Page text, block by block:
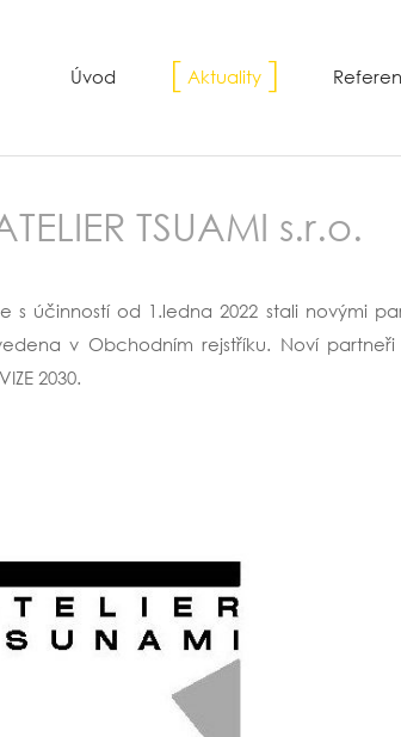
Úvod Aktuality
TSUAMI s.r.o.
účinností od 1.ledna 2022 stali novými
v Obchodním rejstříku. Noví
2030.